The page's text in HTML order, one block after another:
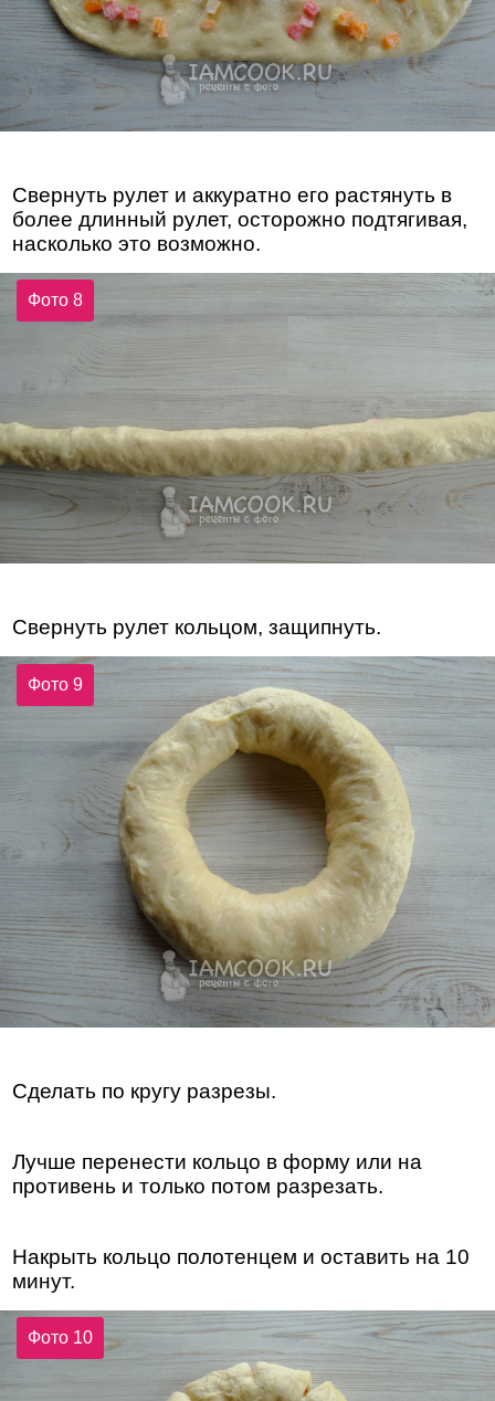
Свернуть рулет и аккуратно его растянуть в
более длинный рулет, осторожно подтягивая,
насколько это возможно.
Фото 8
Свернуть рулет кольцом, защипнуть.
Фото 9
Сделать по кругу разрезы.
Лучше перенести кольцо в форму или на
противень и только потом разрезать.
Накрыть кольцо полотенцем и оставить на 10
минут.
Фото 10